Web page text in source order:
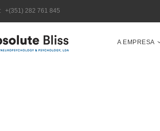
+(351) 282 761 845
A EMPRESA